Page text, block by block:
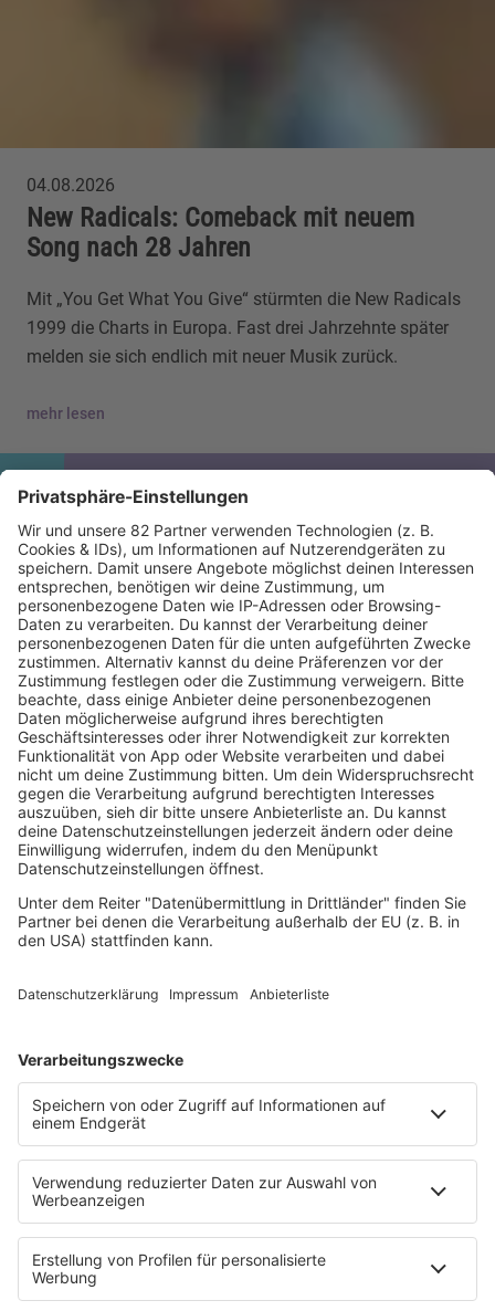
04.08.2026
New Radicals: Comeback mit neuem
Song nach 28 Jahren
Mit „You Get What You Give“ stürmten die New Radicals
1999 die Charts in Europa. Fast drei Jahrzehnte später
melden sie sich endlich mit neuer Musik zurück.
mehr lesen
IMAGO / Christian Schroth
31.07.2026
Enigma-Gründer Michael Cretu verklagt
Coverband
Michael Cretu zieht gegen eine Enigma-Tribute-Band vor
Gericht. Der Produzent ist überzeugt, dass Fans die
IMAGO / Anadolu Agency